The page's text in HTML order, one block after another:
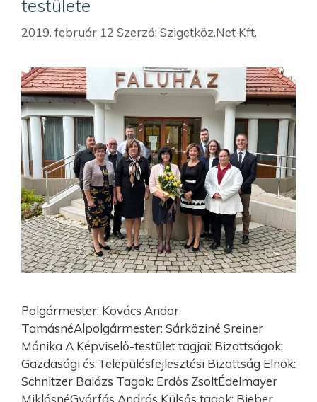
testülete
2019. február 12 Szerző: Szigetköz.Net Kft.
Polgármester: Kovács Andor
TamásnéAlpolgármester: Sárköziné Sreiner
Mónika A Képviselő-testület tagjai: Bizottságok:
Gazdasági és Településfejlesztési Bizottság Elnök:
Schnitzer Balázs Tagok: Erdős ZsoltÉdelmayer
MiklósnéGyárfás András Külsős tagok: Bieber